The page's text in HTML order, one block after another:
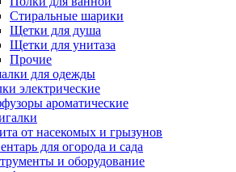
Стиральные шарики
Щетки для душа
Щетки для унитаза
Прочие
для одежды
электрические
ароматические
от насекомых и грызунов
для огорода и сада
и оборудование